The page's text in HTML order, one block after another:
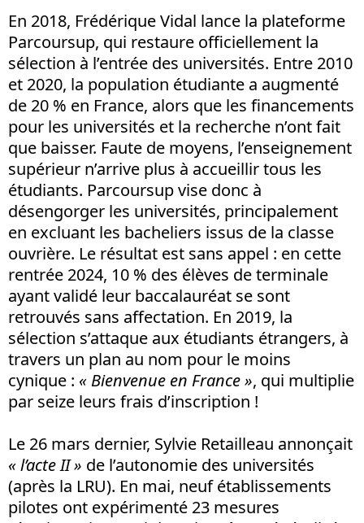
En 2018, Frédérique Vidal lance la plateforme
Parcoursup, qui restaure officiellement la
sélection à l’entrée des universités. Entre 2010
et 2020, la population étudiante a augmenté
de 20 % en France, alors que les financements
pour les universités et la recherche n’ont fait
que baisser. Faute de moyens, l’enseignement
supérieur n’arrive plus à accueillir tous les
étudiants. Parcoursup vise donc à
désengorger les universités, principalement
en excluant les bacheliers issus de la classe
ouvrière. Le résultat est sans appel : en cette
rentrée 2024, 10 % des élèves de terminale
ayant validé leur baccalauréat se sont
retrouvés sans affectation. En 2019, la
sélection s’attaque aux étudiants étrangers, à
travers un plan au nom pour le moins
cynique : « Bienvenue en France », qui multiplie
par seize leurs frais d’inscription !
Le 26 mars dernier, Sylvie Retailleau annonçait
« l’acte II » de l’autonomie des universités
(après la LRU). En mai, neuf établissements
pilotes ont expérimenté 23 mesures